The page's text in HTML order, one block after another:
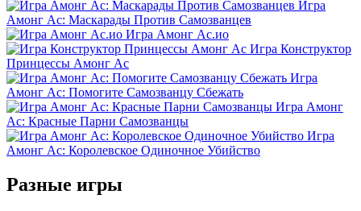
Игра
Амонг Ас: Маскарады Против Самозванцев
Игра Амонг Ас.ио
Игра Конструктор
Принцессы Амонг Ас
Игра
Амонг Ас: Помогите Самозванцу Сбежать
Игра Амонг
Ас: Красные Парни Самозванцы
Игра
Амонг Ас: Королевское Одиночное Убийство
Разные игры